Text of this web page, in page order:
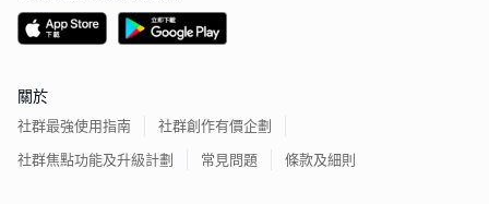
關於
社群最強使用指南
社群創作有價企劃
社群焦點功能及升級計劃
常見問題 條款及細則